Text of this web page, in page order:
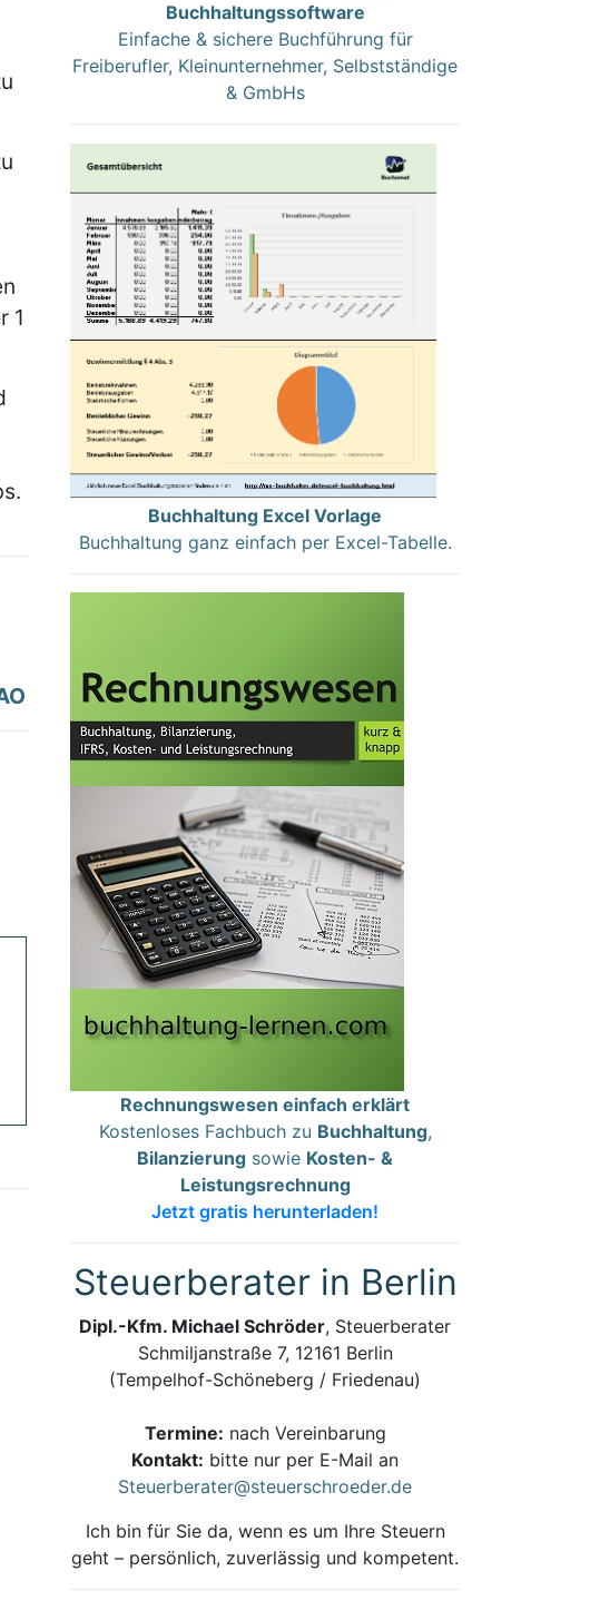
1
Buchhaltungssoftware
Einfache & sichere Buchführung für
Freiberufler, Kleinunternehmer, Selbstständige
& GmbHs
Buchhaltung Excel Vorlage
Buchhaltung ganz einfach per Excel-Tabelle.
Rechnungswesen einfach erklärt
Kostenloses Fachbuch zu Buchhaltung,
Bilanzierung sowie Kosten- &
Leistungsrechnung
Jetzt gratis herunterladen!
Steuerberater in Berlin
Dipl.-Kfm. Michael Schröder, Steuerberater
Schmiljanstraße 7, 12161 Berlin
(Tempelhof-Schöneberg / Friedenau)
Termine: nach Vereinbarung
Kontakt: bitte nur per E-Mail an
Steuerberater@steuerschroeder.de
Ich bin für Sie da, wenn es um Ihre Steuern
geht – persönlich, zuverlässig und kompetent.